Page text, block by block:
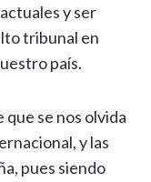
y ser
tribunal en
país.
que se nos olvida
y las
pues siendo